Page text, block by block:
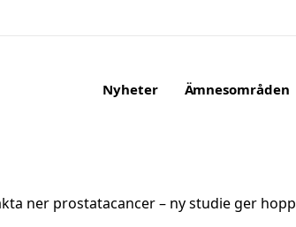
Nyheter Ämnesområden
ner prostatacancer – ny studie ger hopp